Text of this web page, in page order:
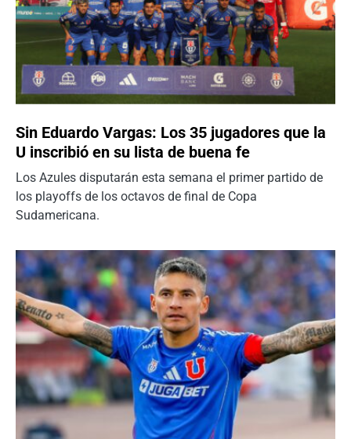
Sin Eduardo Vargas: Los 35 jugadores que la
U inscribió en su lista de buena fe
Los Azules disputarán esta semana el primer partido de
los playoffs de los octavos de final de Copa
Sudamericana.